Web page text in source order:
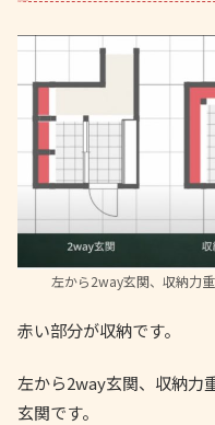
左から2way玄関、収納力
赤い部分が収納です。
左から2way玄関、収納力
玄関です。